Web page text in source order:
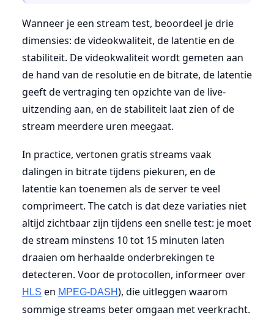
Wanneer je een stream test, beoordeel je drie
dimensies: de videokwaliteit, de latentie en de
stabiliteit. De videokwaliteit wordt gemeten aan
de hand van de resolutie en de bitrate, de latentie
geeft de vertraging ten opzichte van de live-
uitzending aan, en de stabiliteit laat zien of de
stream meerdere uren meegaat.
In practice, vertonen gratis streams vaak
dalingen in bitrate tijdens piekuren, en de
latentie kan toenemen als de server te veel
comprimeert. The catch is dat deze variaties niet
altijd zichtbaar zijn tijdens een snelle test: je moet
de stream minstens 10 tot 15 minuten laten
draaien om herhaalde onderbrekingen te
detecteren. Voor de protocollen, informeer over
HLS en MPEG-DASH), die uitleggen waarom
sommige streams beter omgaan met veerkracht.